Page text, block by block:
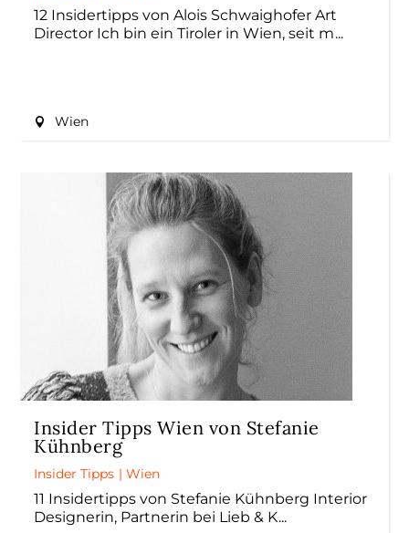
12 Insidertipps von Alois Schwaighofer Art
Director Ich bin ein Tiroler in Wien, seit m
Wien
Insider Tipps Wien von Stefanie
Kühnberg
Insider Tipps |Wien
11 Insidertipps von Stefanie Kühnberg Interior
Designerin, Partnerin bei Lieb & K